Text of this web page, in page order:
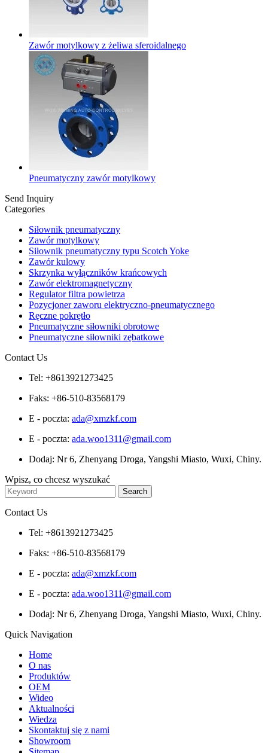
Zawór motylkowy z żeliwa sferoidalnego
Pneumatyczny zawór motylkowy
Send Inquiry
Categories
Siłownik pneumatyczny
Zawór motylkowy
Siłownik pneumatyczny typu Scotch Yoke
Zawór kulowy
Skrzynka wyłączników krańcowych
Zawór elektromagnetyczny
Regulator filtra powietrza
Pozycjoner zaworu elektryczno-pneumatycznego
Ręczne pokrętło
Pneumatyczne siłowniki obrotowe
Pneumatyczne siłowniki zębatkowe
Contact Us
Tel: +8613921273425
Faks: +86-510-83568179
E - poczta: ada@xmzkf.com
E - poczta: ada.woo1311@gmail.com
Dodaj: Nr 6, Zhenyang Droga, Yangshi Miasto, Wuxi, Chiny.
Wpisz, co chcesz wyszukać
Contact Us
Tel: +8613921273425
Faks: +86-510-83568179
E - poczta: ada@xmzkf.com
E - poczta: ada.woo1311@gmail.com
Dodaj: Nr 6, Zhenyang Droga, Yangshi Miasto, Wuxi, Chiny.
Quick Navigation
Home
O nas
Produktów
OEM
Wideo
Aktualności
Wiedza
Skontaktuj się z nami
Showroom